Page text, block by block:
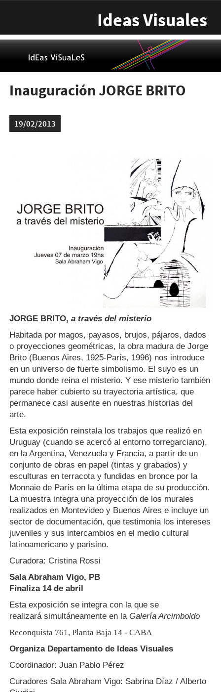
Ideas Visuales
Inauguración JORGE BRITO
19/02/2013
JORGE BRITO, a través del misterio
Habitada por magos, payasos, brujos, pájaros, dados
o proyecciones geométricas, la obra madura de Jorge
Brito (Buenos Aires, 1925-París, 1996) nos introduce
en un universo de fuerte simbolismo. El suyo es un
mundo donde reina el misterio. Y ese misterio también
parece haber cubierto su trayectoria artística, que
permanece casi ausente en nuestras historias del
arte.
Esta exposición reinstala los trabajos que realizó en
Uruguay (cuando se acercó al entorno torregarciano),
en la Argentina, Venezuela y Francia, a partir de un
conjunto de obras en papel (tintas y grabados) y
esculturas en terracota y fundidas en bronce por la
Monnaie de París en la última etapa de su producción.
La muestra integra una proyección de los murales
realizados en Montevideo y Buenos Aires e incluye un
sector de documentación, que testimonia los intereses
juveniles y sus intercambios en el medio cultural
latinoamericano y parisino.
Curadora: Cristina Rossi
Sala Abraham Vigo, PB
Finaliza 14 de abril
Esta exposición se integra con la que se
realizará simultáneamente en la Galería Arcimboldo
Reconquista 761, Planta Baja 14 - CABA
Organiza Departamento de Ideas Visuales
Coordinador: Juan Pablo Pérez
Curadores Sala Abraham Vigo: Sabrina Díaz / Alberto